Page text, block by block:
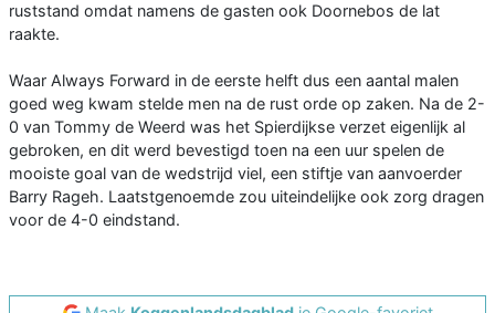
ruststand omdat namens de gasten ook Doornebos de lat
raakte.
Waar Always Forward in de eerste helft dus een aantal malen
goed weg kwam stelde men na de rust orde op zaken. Na de 2-
0 van Tommy de Weerd was het Spierdijkse verzet eigenlijk al
gebroken, en dit werd bevestigd toen na een uur spelen de
mooiste goal van de wedstrijd viel, een stiftje van aanvoerder
Barry Rageh. Laatstgenoemde zou uiteindelijke ook zorg dragen
voor de 4-0 eindstand.